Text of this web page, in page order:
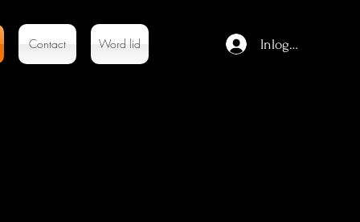
Contact Word lid Inloggen